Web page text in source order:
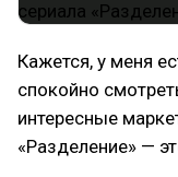
Кажется, у меня
спокойно
интересные
«Разделение» —